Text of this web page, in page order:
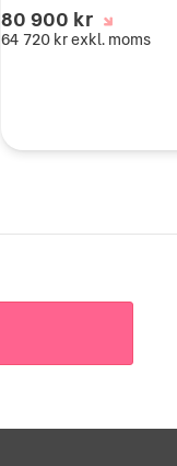
80 900 kr
64 720 krexkl. moms